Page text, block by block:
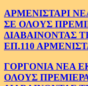
ΑΡΜΕΝΙΣΤΑΡΙ
ΣΕ ΟΛΟΥΣ
ΔΙΑΒΑΙΝΟΝΤΑΣ
ΕΠ.110
ΓΟΡΓΟΝΙΑ ΝΕΑ
ΟΛΟΥΣ